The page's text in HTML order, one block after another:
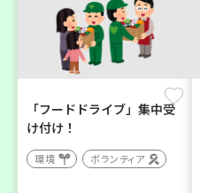
「フードドライブ」集中受
け付け！
環境 ボランティア